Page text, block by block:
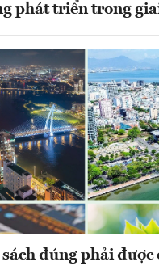
phát triển trong
đúng phải được